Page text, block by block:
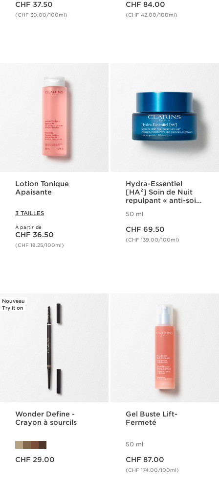
CHF 37.50
(CHF 30.00/100ml)
CHF 84.00
(CHF 42.00/100ml)
Lotion Tonique
Apaisante
3 TAILLES
À partir de
Nouveau prix CHF 36.50
CHF 36.50
(CHF 18.25/100ml)
Hydra-Essentiel
[HA²] Soin de Nuit
repulpant « anti-soif
50 ml
CHF 69.50
(CHF 139.00/100ml)
Nouveau
Try it on
Wonder Define -
Crayon à sourcils
CHF 29.00
Gel Buste Lift-
Fermeté
50 ml
CHF 87.00
(CHF 174.00/100ml)